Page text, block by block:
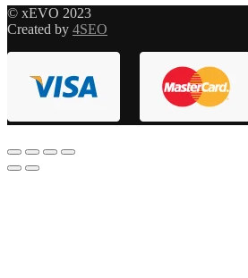
© xEVO 2023
Created by 4SEO